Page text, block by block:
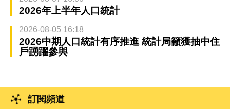
2026年上半年人口統計
2026-08-05 16:18
2026中期人口統計有序推進 統計局籲獲抽中住
戶踴躍參與
訂閱頻道